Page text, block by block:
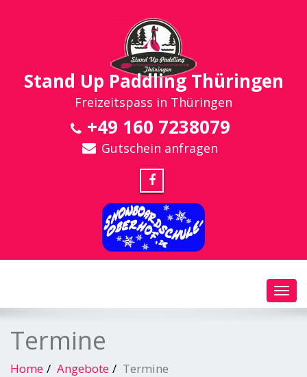
Stand Up Paddling Thüringen
Freizeitspass in Thüringen
+49 160 7238079
Gutschein anfragen
Termine
Home Angebote Termine